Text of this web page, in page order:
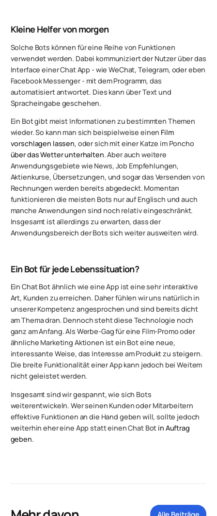
Kleine Helfer von morgen
Solche Bots können für eine Reihe von Funktionen
verwendet werden. Dabei kommuniziert der Nutzer über das
Interface einer Chat App - wie WeChat, Telegram, oder eben
Facebook Messenger - mit dem Programm, das
automatisiert antwortet. Dies kann über Text und
Spracheingabe geschehen.
Ein Bot gibt meist Informationen zu bestimmten Themen
wieder. So kann man sich beispielweise einen Film
vorschlagen lassen, oder sich mit einer Katze im Poncho
über das Wetter unterhalten. Aber auch weitere
Anwendungsgebiete wie News, Job Empfehlungen,
Aktienkurse, Übersetzungen, und sogar das Versenden von
Rechnungen werden bereits abgedeckt. Momentan
funktionieren die meisten Bots nur auf Englisch und auch
manche Anwendungen sind noch relativ eingeschränkt.
Insgesamt ist allerdings zu erwarten, dass der
Anwendungsbereich der Bots sich weiter ausweiten wird.
Ein Bot für jede Lebenssituation?
Ein Chat Bot ähnlich wie eine App ist eine sehr interaktive
Art, Kunden zu erreichen. Daher fühlen wir uns natürlich in
unserer Kompetenz angesprochen und sind bereits dicht
am Thema dran. Dennoch steht diese Technologie noch
ganz am Anfang. Als Werbe-Gag für eine Film-Promo oder
ähnliche Marketing Aktionen ist ein Bot eine neue,
interessante Weise, das Interesse am Produkt zu steigern.
Die breite Funktionalität einer App kann jedoch bei Weitem
nicht geleistet werden.
Insgesamt sind wir gespannt, wie sich Bots
weiterentwickeln. Wer seinen Kunden oder Mitarbeitern
effektive Funktionen an die Hand geben will, sollte jedoch
weiterhin eher eine App statt einen Chat Bot in Auftrag
geben.